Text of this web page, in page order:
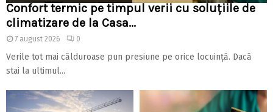
Confort termic pe timpul verii cu soluțiile de
climatizare de la Casa...
7 august 2026 0
Verile tot mai călduroase pun presiune pe orice locuință. Dacă
stai la ultimul...